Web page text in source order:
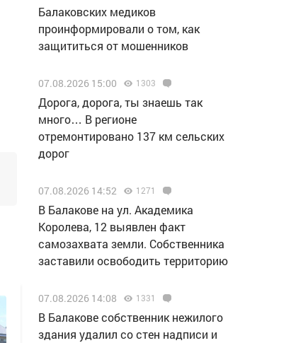
Балаковских медиков
проинформировали о том, как
защититься от мошенников
07.08.2026 15:00 1303
Дорога, дорога, ты знаешь так
много… В регионе
отремонтировано 137 км сельских
дорог
07.08.2026 14:52 1271
В Балакове на ул. Академика
Королева, 12 выявлен факт
самозахвата земли. Собственника
заставили освободить территорию
07.08.2026 14:08 1331
В Балакове собственник нежилого
здания удалил со стен надписи и